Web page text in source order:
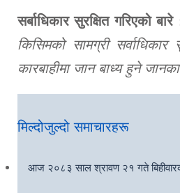
सर्बाधिकार सुरक्षित गरिएको बारे
किसिमको सामग्री
कारबाहीमा जान बाध्य हुने
मिल्दोजुल्दो समाचारहरू
आज २०८३ साल श्रावण २१ गते